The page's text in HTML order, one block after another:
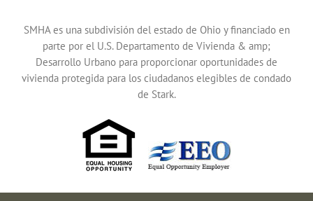
SMHA es una subdivisión del estado de Ohio y financiado en
parte por el U.S. Departamento de Vivienda & amp;
Desarrollo Urbano para proporcionar oportunidades de
vivienda protegida para los ciudadanos elegibles de condado
de Stark.